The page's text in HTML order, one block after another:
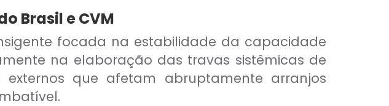
Brasil e CVM
focada na estabilidade da capacidade
na elaboração das travas sistêmicas de
que afetam abruptamente arranjos